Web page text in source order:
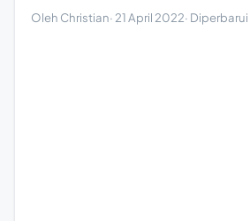
Oleh Christian· 21 April 2022· Diperbarui